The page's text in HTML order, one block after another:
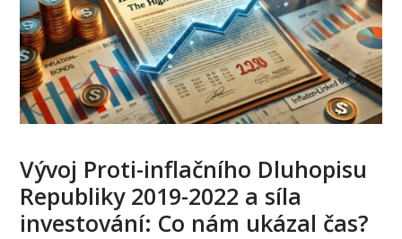
Vývoj Proti-inflačního Dluhopisu
Republiky 2019-2022 a síla
investování: Co nám ukázal čas?